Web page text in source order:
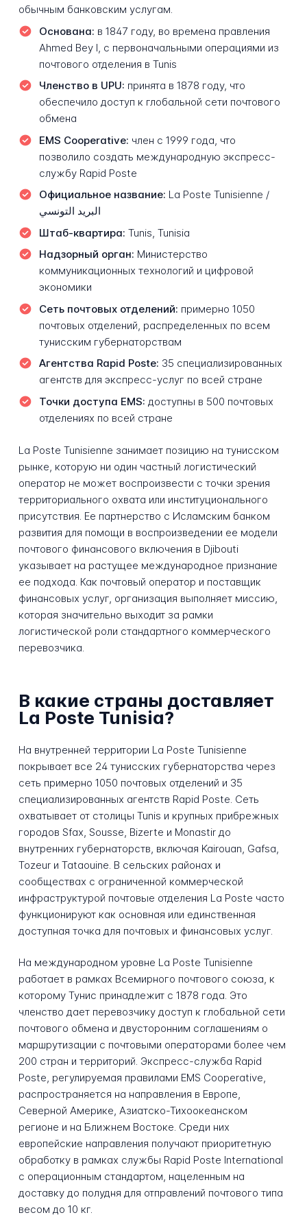
обычным банковским услугам.
Основана: в 1847 году, во времена правления
Ahmed Bey I, с первоначальными операциями из
почтового отделения в Tunis
Членство в UPU: принята в 1878 году, что
обеспечило доступ к глобальной сети почтового
обмена
EMS Cooperative: член с 1999 года, что
позволило создать международную экспресс-
службу Rapid Poste
Официальное название: La Poste Tunisienne /
البريد التونسي
Штаб-квартира: Tunis, Tunisia
Надзорный орган: Министерство
коммуникационных технологий и цифровой
экономики
Сеть почтовых отделений: примерно 1050
почтовых отделений, распределенных по всем
тунисским губернаторствам
Агентства Rapid Poste: 35 специализированных
агентств для экспресс-услуг по всей стране
Точки доступа EMS: доступны в 500 почтовых
отделениях по всей стране
La Poste Tunisienne занимает позицию на тунисском
рынке, которую ни один частный логистический
оператор не может воспроизвести с точки зрения
территориального охвата или институционального
присутствия. Ее партнерство с Исламским банком
развития для помощи в воспроизведении ее модели
почтового финансового включения в Djibouti
указывает на растущее международное признание
ее подхода. Как почтовый оператор и поставщик
финансовых услуг, организация выполняет миссию,
которая значительно выходит за рамки
логистической роли стандартного коммерческого
перевозчика.
В какие страны доставляет
La Poste Tunisia?
На внутренней территории La Poste Tunisienne
покрывает все 24 тунисских губернаторства через
сеть примерно 1050 почтовых отделений и 35
специализированных агентств Rapid Poste. Сеть
охватывает от столицы Tunis и крупных прибрежных
городов Sfax, Sousse, Bizerte и Monastir до
внутренних губернаторств, включая Kairouan, Gafsa,
Tozeur и Tataouine. В сельских районах и
сообществах с ограниченной коммерческой
инфраструктурой почтовые отделения La Poste часто
функционируют как основная или единственная
доступная точка для почтовых и финансовых услуг.
На международном уровне La Poste Tunisienne
работает в рамках Всемирного почтового союза, к
которому Тунис принадлежит с 1878 года. Это
членство дает перевозчику доступ к глобальной сети
почтового обмена и двусторонним соглашениям о
маршрутизации с почтовыми операторами более чем
200 стран и территорий. Экспресс-служба Rapid
Poste, регулируемая правилами EMS Cooperative,
распространяется на направления в Европе,
Северной Америке, Азиатско-Тихоокеанском
регионе и на Ближнем Востоке. Среди них
европейские направления получают приоритетную
обработку в рамках службы Rapid Poste International
с операционным стандартом, нацеленным на
доставку до полудня для отправлений почтового типа
весом до 10 кг.